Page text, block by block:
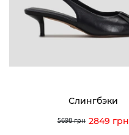
Слингбэки
5698 грн 2849 грн